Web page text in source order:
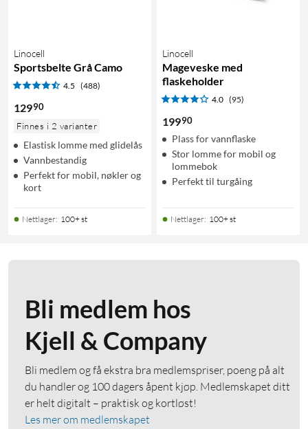
Linocell
Sportsbelte Grå Camo
4.5 (488)
12990
Finnes i 2 varianter
Elastisk lomme med glidelås
Vannbestandig
Perfekt for mobil, nøkler og
kort
Nettlager: 100+ st
Linocell
Mageveske med
flaskeholder
4.0 (95)
19990
Plass for vannflaske
Stor lomme for mobil og
lommebok
Perfekt til turgåing
Nettlager: 100+ st
Bli medlem hos
Kjell & Company
Bli medlem og få ekstra bra medlemspriser, poeng på alt
du handler og 100 dagers åpent kjøp. Medlemskapet ditt
er helt digitalt – praktisk og kortløst!
Les mer om medlemskapet